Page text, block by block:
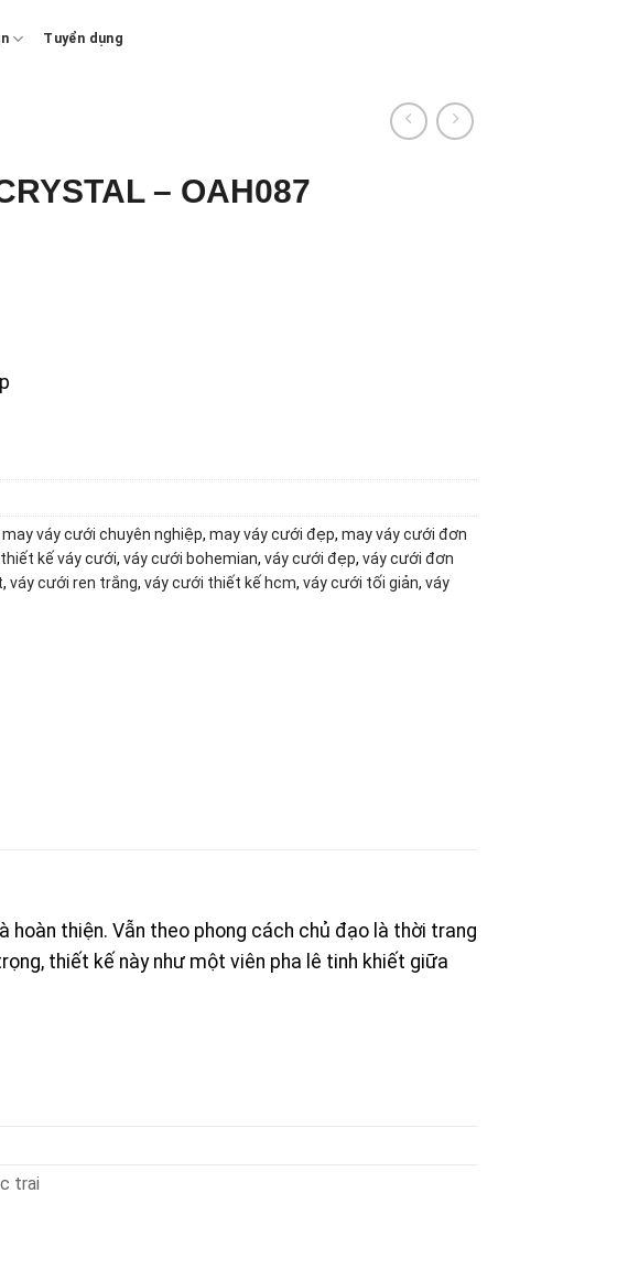
Tuyển dụng
– OAH087
may váy cưới chuyên nghiệp, may váy cưới đẹp, may váy cưới đơn
thiết kế váy cưới, váy cưới bohemian, váy cưới đẹp, váy cưới đơn
, váy cưới ren trắng, váy cưới thiết kế hcm, váy cưới tối giản, váy
hoàn thiện. Vẫn theo phong cách chủ đạo là thời trang
thiết kế này như một viên pha lê tinh khiết giữa
trai